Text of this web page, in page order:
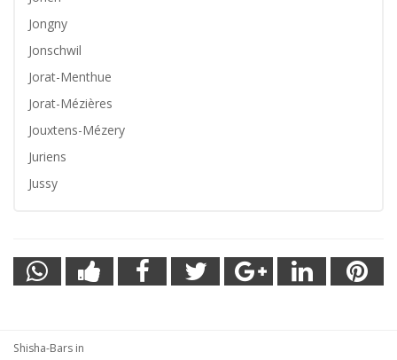
Jongny
Jonschwil
Jorat-Menthue
Jorat-Mézières
Jouxtens-Mézery
Juriens
Jussy
Shisha-Bars in